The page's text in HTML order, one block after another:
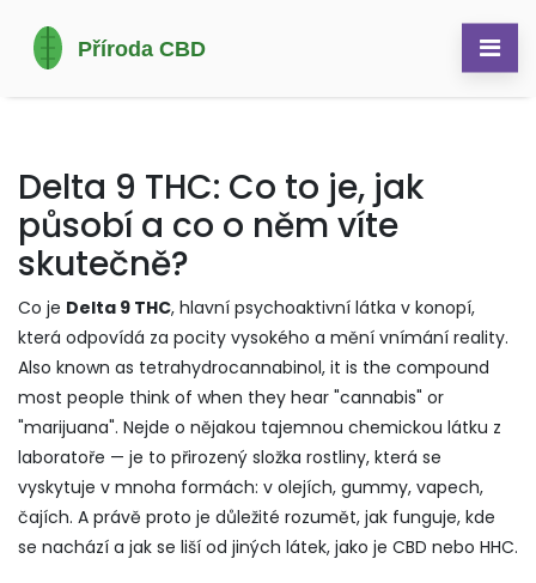
Delta 9 THC: Co to je, jak
působí a co o něm víte
skutečně?
Co je Delta 9 THC, hlavní psychoaktivní látka v konopí,
která odpovídá za pocity vysokého a mění vnímání reality.
Also known as tetrahydrocannabinol, it is the compound
most people think of when they hear "cannabis" or
"marijuana". Nejde o nějakou tajemnou chemickou látku z
laboratoře — je to přirozený složka rostliny, která se
vyskytuje v mnoha formách: v olejích, gummy, vapech,
čajích. A právě proto je důležité rozumět, jak funguje, kde
se nachází a jak se liší od jiných látek, jako je CBD nebo HHC.